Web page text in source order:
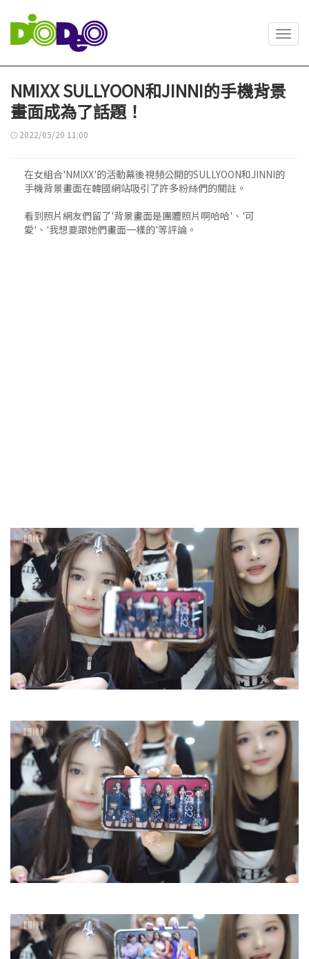
NMIXX SULLYOON和JINNI的手機背景
畫面成為了話題！
2022/05/20 11:00
在女組合'NMIXX'的活動幕後視頻公開的SULLYOON和JINNI的
手機背景畫面在韓國網站吸引了許多粉絲們的關註。
看到照片網友們留了'背景畫面是團體照片啊哈哈'、'可
愛'、'我想要跟她們畫面一樣的'等評論。